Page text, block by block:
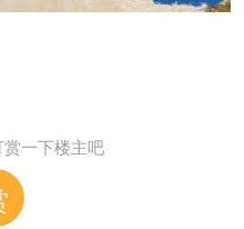
一下楼主吧